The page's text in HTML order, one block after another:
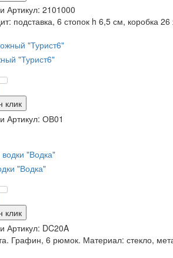
Артикул: 2101000
подставка, 6 стопок h 6,5 см, коробка
"Турист6"
клик
Артикул: ОВ01
"Водка"
клик
Артикул: DC20A
Графин, 6 рюмок. Материал: стекло,